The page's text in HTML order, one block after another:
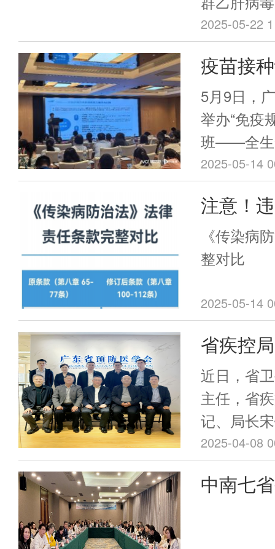
服务提质
纪90年代
5.86%，
著，5岁以
（HBsAg
2025-05-22
疫苗接
降至
仍严峻
5月9日，
举办“免疫
班——全生
（广州站
童肺炎球
议题。中
峰、广东
等知名公
和传染病
2025-05-14
注意！
防治法
一文读
《传染病
整对比
2025-05-14
省疾控
铁一行
近日，省
主任，省
记、局长
医学会进
2025-04-08
中南七